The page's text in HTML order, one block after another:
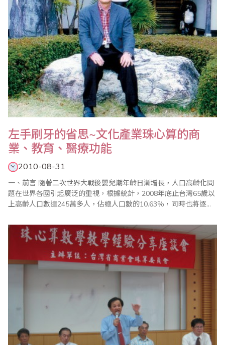
左手刷牙的省思~文化產業珠心算的商
業、教育、醫療功能
2010-08-31
一、前言 隨著二次世界大戰後嬰兒潮年齡日漸增長，人口高齡化問
題在世界各國引起廣泛的重視，根據統計，2008年底止台灣65歲以
上高齡人口數達245萬多人，佔總人口數的10.63％，同時也將逐年
題成為顯學，這在我們不斷構思著珠算心算發展方向之際，也是一
個發展契機。 根據研究，影響高齡人口的疾病之一就是老年失..